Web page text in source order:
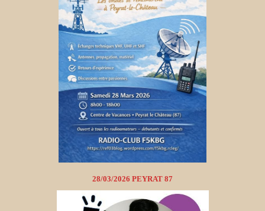
28/03/2026 PEYRAT 87